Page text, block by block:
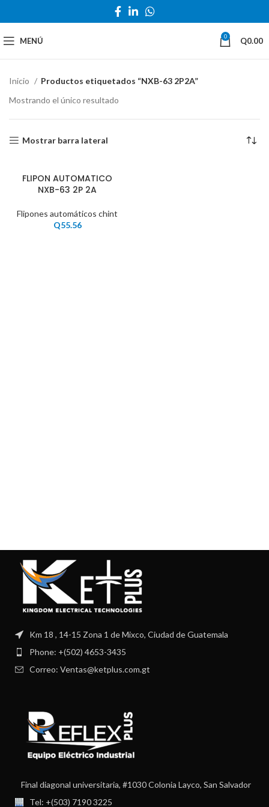
MENÚ 0 Q0.00
Inicio
Productos etiquetados “NXB-63 2P2A”
Mostrando el único resultado
Mostrar barra lateral
FLIPON AUTOMATICO
NXB-63 2P 2A
Flipones automáticos chint
Q55.56
Km 18 , 14-15 Zona 1 de Mixco, Ciudad de Guatemala
Phone: +(502) 4653-3435
Correo: Ventas@ketplus.com.gt
Final diagonal universitaria, #1030 Colonia Layco, San Salvador
Tel: +(503) 7190 3225